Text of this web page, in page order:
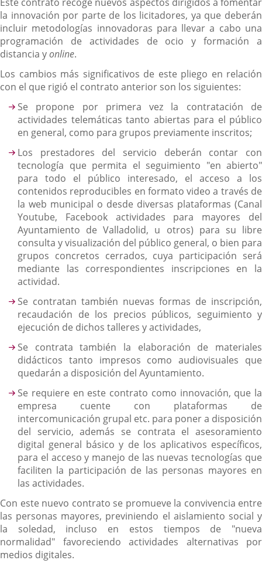
la innovación por parte de los licitadores, ya que deberán
incluir metodologías innovadoras para llevar a cabo una
programación de actividades de ocio y formación a
distancia yonline.
Los cambios más significativos de este pliego en relación
con el que rigió el contrato anterior son los siguientes:
Se propone por primera vez la contratación de
actividades telemáticas tanto abiertas para el público
en general, como para grupos previamente inscritos;
Los prestadores del servicio deberán contar con
tecnología que permita el seguimiento "en abierto"
para todo el público interesado, el acceso a los
contenidos reproducibles en formato video a través de
la web municipal o desde diversas plataformas (Canal
Youtube, Facebook actividades para mayores del
Ayuntamiento de Valladolid, u otros) para su libre
consulta y visualización del público general, o bien para
grupos concretos cerrados, cuya participación será
mediante las correspondientes inscripciones en la
actividad.
Se contratan también nuevas formas de inscripción,
recaudación de los precios públicos, seguimiento y
ejecución de dichos talleres y actividades,
Se contrata también la elaboración de materiales
didácticos tanto impresos como audiovisuales que
quedarán a disposición del Ayuntamiento.
Se requiere en este contrato como innovación, que la
empresa cuente con plataformas de
intercomunicación grupal etc. para poner a disposición
del servicio, además se contrata el asesoramiento
digital general básico y de los aplicativos específicos,
para el acceso y manejo de las nuevas tecnologías que
faciliten la participación de las personas mayores en
las actividades.
Con este nuevo contrato se promueve la convivencia entre
las personas mayores, previniendo el aislamiento social y
la soledad, incluso en estos tiempos de "nueva
normalidad" favoreciendo actividades alternativas por
medios digitales.